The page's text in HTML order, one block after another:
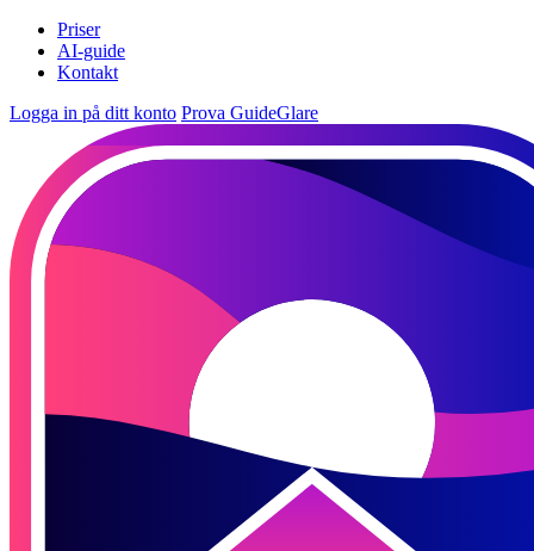
Priser
AI-guide
Kontakt
Logga in på ditt konto Prova GuideGlare